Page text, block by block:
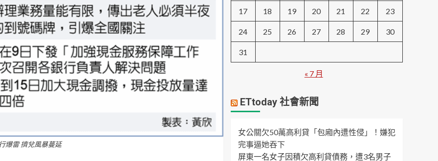
爆雷 擠兌風暴蔓延
17 18 19 20 21 22 23
24 25 26 27 28 29 30
31
« 7 月
ETtoday 社會新聞
女公關欠50萬高利貸「包廂內遭性侵」！嫌犯
完事逼她吞下
屏東一名女子因積欠高利貸債務，遭3名男子